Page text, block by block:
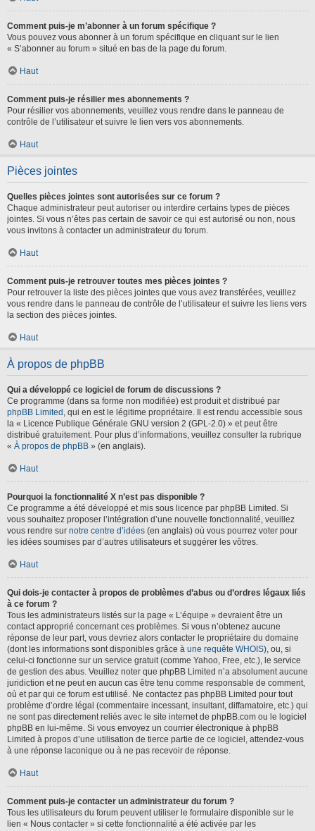
Comment puis-je m’abonner à un forum spécifique ?
Vous pouvez vous abonner à un forum spécifique en cliquant sur le lien
« S’abonner au forum » situé en bas de la page du forum.
Haut
Comment puis-je résilier mes abonnements ?
Pour résilier vos abonnements, veuillez vous rendre dans le panneau de
contrôle de l’utilisateur et suivre le lien vers vos abonnements.
Haut
Pièces jointes
Quelles pièces jointes sont autorisées sur ce forum ?
Chaque administrateur peut autoriser ou interdire certains types de pièces
jointes. Si vous n’êtes pas certain de savoir ce qui est autorisé ou non, nous
vous invitons à contacter un administrateur du forum.
Haut
Comment puis-je retrouver toutes mes pièces jointes ?
Pour retrouver la liste des pièces jointes que vous avez transférées, veuillez
vous rendre dans le panneau de contrôle de l’utilisateur et suivre les liens vers
la section des pièces jointes.
Haut
À propos de phpBB
Qui a développé ce logiciel de forum de discussions ?
Ce programme (dans sa forme non modifiée) est produit et distribué par
phpBB Limited , qui en est le légitime propriétaire. Il est rendu accessible sous
la « Licence Publique Générale GNU version 2 (GPL-2.0) » et peut être
distribué gratuitement. Pour plus d’informations, veuillez consulter la rubrique
« À propos de phpBB » (en anglais).
Haut
Pourquoi la fonctionnalité X n’est pas disponible ?
Ce programme a été développé et mis sous licence par phpBB Limited. Si
vous souhaitez proposer l’intégration d’une nouvelle fonctionnalité, veuillez
vous rendre sur notre centre d’idées (en anglais) où vous pourrez voter pour
les idées soumises par d’autres utilisateurs et suggérer les vôtres.
Haut
Qui dois-je contacter à propos de problèmes d’abus ou d’ordres légaux liés
à ce forum ?
Tous les administrateurs listés sur la page « L’équipe » devraient être un
contact approprié concernant ces problèmes. Si vous n’obtenez aucune
réponse de leur part, vous devriez alors contacter le propriétaire du domaine
(dont les informations sont disponibles grâce à une requête WHOIS), ou, si
celui-ci fonctionne sur un service gratuit (comme Yahoo, Free, etc.), le service
de gestion des abus. Veuillez noter que phpBB Limited n’a absolument aucune
juridiction et ne peut en aucun cas être tenu comme responsable de comment,
où et par qui ce forum est utilisé. Ne contactez pas phpBB Limited pour tout
problème d’ordre légal (commentaire incessant, insultant, diffamatoire, etc.) qui
ne sont pas directement reliés avec le site internet de phpBB.com ou le logiciel
phpBB en lui-même. Si vous envoyez un courrier électronique à phpBB
Limited à propos d’une utilisation de tierce partie de ce logiciel, attendez-vous
à une réponse laconique ou à ne pas recevoir de réponse.
Haut
Comment puis-je contacter un administrateur du forum ?
Tous les utilisateurs du forum peuvent utiliser le formulaire disponible sur le
lien « Nous contacter » si cette fonctionnalité a été activée par les